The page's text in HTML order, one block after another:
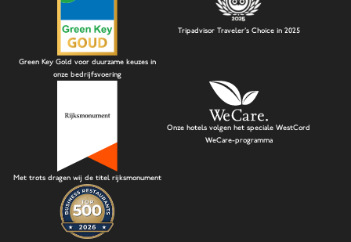
Green Key Gold voor duurzame keuzes in
onze bedrijfsvoering
Tripadvisor Traveler's Choice in 2025
Met trots dragen wij de titel rijksmonument
Onze hotels volgen het speciale WestCord
WeCare-programma